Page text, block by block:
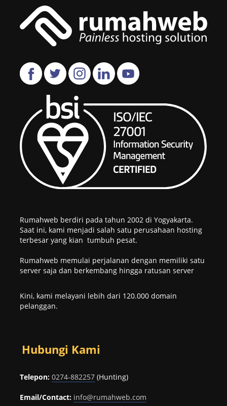
Rumahweb berdiri pada tahun 2002 di Yogyakarta.
Saat ini, kami menjadi salah satu perusahaan hosting
terbesar yang kian tumbuh pesat.
Rumahweb memulai perjalanan dengan memiliki satu
server saja dan berkembang hingga ratusan server
Kini, kami melayani lebih dari 120.000 domain
pelanggan.
Hubungi Kami
Telepon: 0274-882257 (Hunting)
Email/Contact: info@rumahweb.com